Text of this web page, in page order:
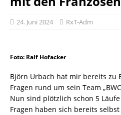
24. Juni 2024 RxT-Adm
Foto: Ralf Hofacker
Björn Urbach hat mir bereits zu
Fragen rund um sein Team
Nun sind plötzlich schon 5
Fragen haben sich bereits